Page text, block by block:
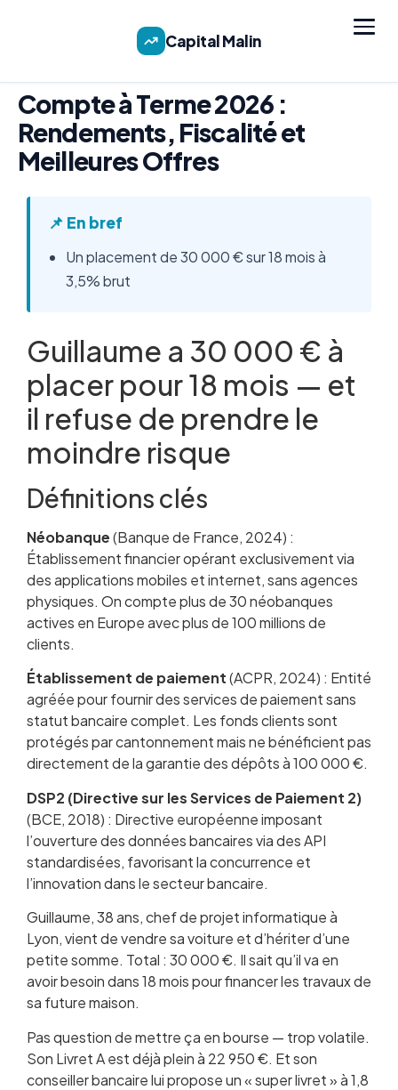
Capital Malin
Compte à Terme 2026 :
Rendements, Fiscalité et
Meilleures Offres
📌 En bref
Un placement de 30 000 € sur 18 mois à
3,5% brut
Guillaume a 30 000 € à
placer pour 18 mois — et
il refuse de prendre le
moindre risque
Définitions clés
Néobanque(Banque de France, 2024) :
Établissement financier opérant exclusivement via
des applications mobiles et internet, sans agences
physiques. On compte plus de 30 néobanques
actives en Europe avec plus de 100 millions de
clients.
Établissement de paiement(ACPR, 2024) : Entité
agréée pour fournir des services de paiement sans
statut bancaire complet. Les fonds clients sont
protégés par cantonnement mais ne bénéficient pas
directement de la garantie des dépôts à 100 000 €.
DSP2 (Directive sur les Services de Paiement 2)
(BCE, 2018) : Directive européenne imposant
l’ouverture des données bancaires via des API
standardisées, favorisant la concurrence et
l’innovation dans le secteur bancaire.
Guillaume, 38 ans, chef de projet informatique à
Lyon, vient de vendre sa voiture et d’hériter d’une
petite somme. Total : 30 000 €. Il sait qu’il va en
avoir besoin dans 18 mois pour financer les travaux de
sa future maison.
Pas question de mettre ça en bourse — trop volatile.
Son Livret A est déjà plein à 22 950 €. Et son
conseiller bancaire lui propose un « super livret » à 1,8